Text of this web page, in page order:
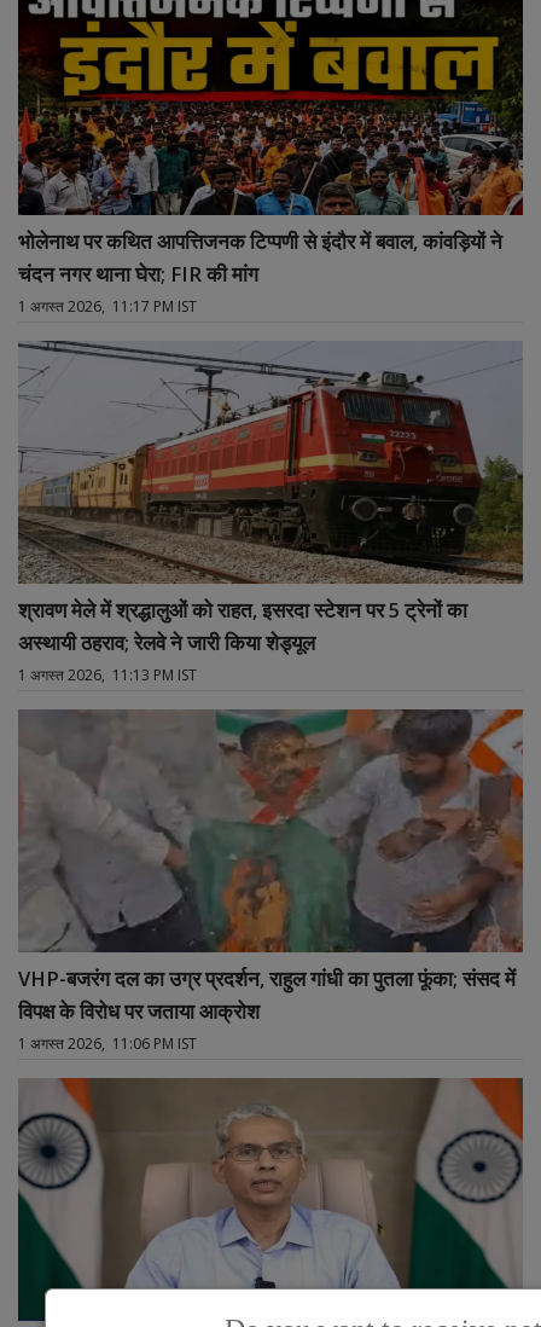
भोलेनाथ पर कथित आपत्तिजनक टिप्पणी से इंदौर में बवाल, कांवड़ियों ने
चंदन नगर थाना घेरा; FIR की मांग
1 अगस्त 2026, 11:17 PM IST
श्रावण मेले में श्रद्धालुओं को राहत, इसरदा स्टेशन पर 5 ट्रेनों का
अस्थायी ठहराव; रेलवे ने जारी किया शेड्यूल
1 अगस्त 2026, 11:13 PM IST
VHP-बजरंग दल का उग्र प्रदर्शन, राहुल गांधी का पुतला फूंका; संसद में
विपक्ष के विरोध पर जताया आक्रोश
1 अगस्त 2026, 11:06 PM IST